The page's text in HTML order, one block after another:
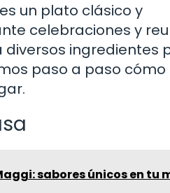
un plato clásico y
celebraciones y
ingredientes
paso a paso cómo
sabores únicos en tu